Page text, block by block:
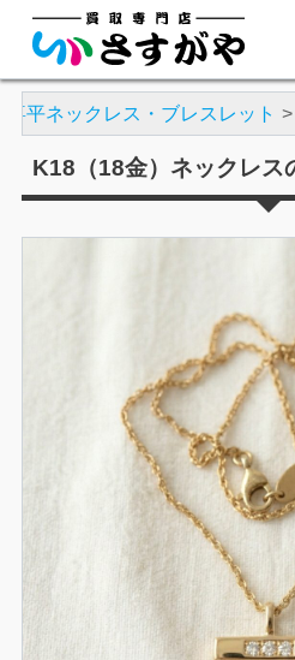
喜平ネックレス・ブレスレット
K18（18金）ネックレス